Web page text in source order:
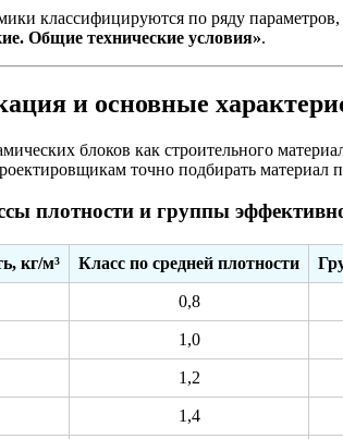
классифицируются по ряду
Общие технические условия».
и основные
блоков как строительного
точно подбирать материал
плотности и группы
кг/м³ Класс по средней плотности
0,8
1,0
1,2
1,4